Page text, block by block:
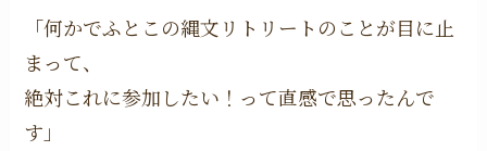
「何かでふとこの縄文リトリートのことが目に止
まって、
絶対これに参加したい！って直感で思ったんで
す」